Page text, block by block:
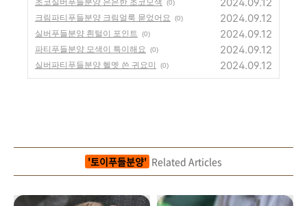
(0)
크림파티푸들분양 크림얼룩 묻었어요 (0) 2024.09.12
실버푸들분양 흰털이 포인트 (0) 2024.09.12
파티푸들분양 모색이 특이해요 (0) 2024.09.12
실버파티푸들분양 헬멧 쓴 귀요미 (0) 2024.09.12
'토이푸들분양' Related Articles